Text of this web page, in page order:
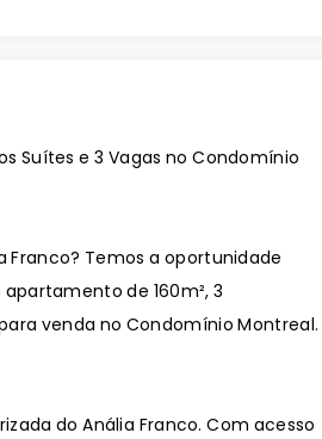
Suítes e 3 Vagas no Condomínio
Temos a oportunidade
de 160m², 3
venda no Condomínio Montreal.
do Anália Franco. Com acesso